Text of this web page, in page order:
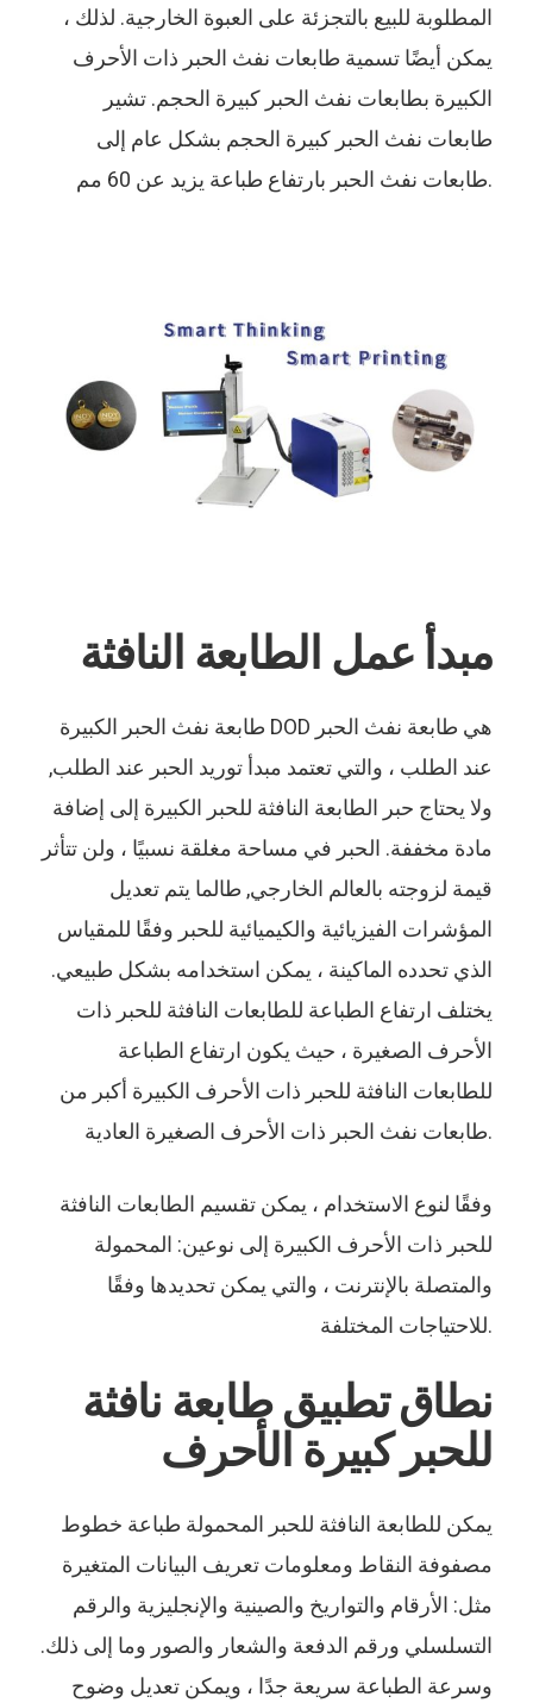
المطلوبة للبيع بالتجزئة على العبوة الخارجية. لذلك ،
يمكن أيضًا تسمية طابعات نفث الحبر ذات الأحرف
الكبيرة بطابعات نفث الحبر كبيرة الحجم. تشير
طابعات نفث الحبر كبيرة الحجم بشكل عام إلى
طابعات نفث الحبر بارتفاع طباعة يزيد عن 60 مم.
مبدأ عمل الطابعة النافثة
طابعة نفث الحبر الكبيرة DOD هي طابعة نفث الحبر
عند الطلب ، والتي تعتمد مبدأ توريد الحبر عند الطلب,
ولا يحتاج حبر الطابعة النافثة للحبر الكبيرة إلى إضافة
مادة مخففة. الحبر في مساحة مغلقة نسبيًا ، ولن تتأثر
قيمة لزوجته بالعالم الخارجي, طالما يتم تعديل
المؤشرات الفيزيائية والكيميائية للحبر وفقًا للمقياس
الذي تحدده الماكينة ، يمكن استخدامه بشكل طبيعي.
يختلف ارتفاع الطباعة للطابعات النافثة للحبر ذات
الأحرف الصغيرة ، حيث يكون ارتفاع الطباعة
للطابعات النافثة للحبر ذات الأحرف الكبيرة أكبر من
طابعات نفث الحبر ذات الأحرف الصغيرة العادية.
وفقًا لنوع الاستخدام ، يمكن تقسيم الطابعات النافثة
للحبر ذات الأحرف الكبيرة إلى نوعين: المحمولة
والمتصلة بالإنترنت ، والتي يمكن تحديدها وفقًا
للاحتياجات المختلفة.
نطاق تطبيق طابعة نافثة
للحبر كبيرة الأحرف
يمكن للطابعة النافثة للحبر المحمولة طباعة خطوط
مصفوفة النقاط ومعلومات تعريف البيانات المتغيرة
مثل: الأرقام والتواريخ والصينية والإنجليزية والرقم
التسلسلي ورقم الدفعة والشعار والصور وما إلى ذلك.
وسرعة الطباعة سريعة جدًا ، ويمكن تعديل وضوح